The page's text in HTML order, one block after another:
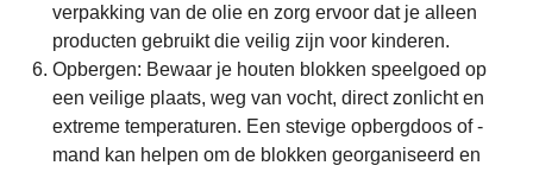
verpakking van de olie en zorg ervoor dat je alleen
producten gebruikt die veilig zijn voor kinderen.
Opbergen: Bewaar je houten blokken speelgoed op
een veilige plaats, weg van vocht, direct zonlicht en
extreme temperaturen. Een stevige opbergdoos of -
mand kan helpen om de blokken georganiseerd en